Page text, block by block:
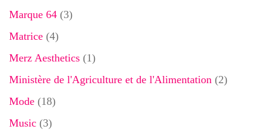
Marque 64 (3)
Matrice (4)
Merz Aesthetics (1)
Ministère de l'Agriculture et de l'Alimentation (2)
Mode (18)
Music (3)